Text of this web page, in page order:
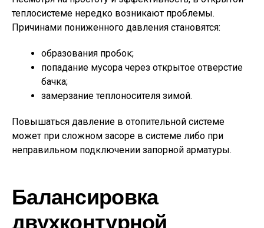
теплосистеме нередко возникают проблемы.
Причинами пониженного давления становятся:
образования пробок;
попадание мусора через открытое отверстие
бачка;
замерзание теплоносителя зимой.
Повышаться давление в отопительной системе
может при сложном засоре в системе либо при
неправильном подключении запорной арматуры.
Балансировка
двухконтурной